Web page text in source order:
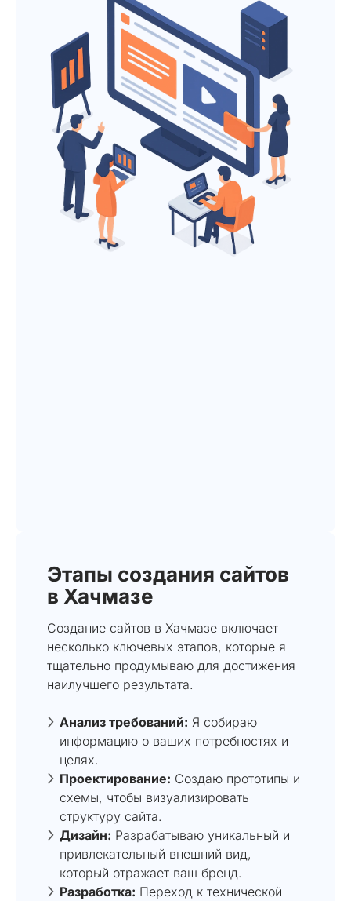
Этапы создания сайтов
в Хачмазе
Создание сайтов в Хачмазе включает
несколько ключевых этапов, которые я
тщательно продумываю для достижения
наилучшего результата.
Анализ требований: Я собираю
информацию о ваших потребностях и
целях.
Проектирование: Создаю прототипы и
схемы, чтобы визуализировать
структуру сайта.
Дизайн: Разрабатываю уникальный и
привлекательный внешний вид,
который отражает ваш бренд.
Разработка: Переход к технической